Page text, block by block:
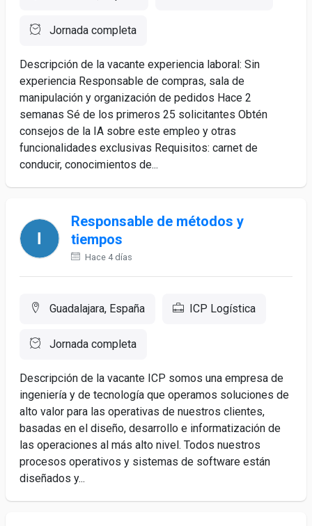
Jornada completa
Descripción de la vacante experiencia laboral: Sin
experiencia Responsable de compras, sala de
manipulación y organización de pedidos Hace 2
semanas Sé de los primeros 25 solicitantes Obtén
consejos de la IA sobre este empleo y otras
funcionalidades exclusivas Requisitos: carnet de
conducir, conocimientos de...
Responsable de métodos y
tiempos
Hace 4 días
Guadalajara, España ICP Logística
Jornada completa
Descripción de la vacante ICP somos una empresa de
ingeniería y de tecnología que operamos soluciones de
alto valor para las operativas de nuestros clientes,
basadas en el diseño, desarrollo e informatización de
las operaciones al más alto nivel. Todos nuestros
procesos operativos y sistemas de software están
diseñados y...